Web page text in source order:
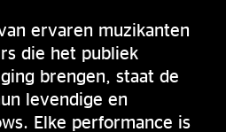
ervaren muzikanten
die het publiek
brengen, staat de
levendige en
Elke performance is